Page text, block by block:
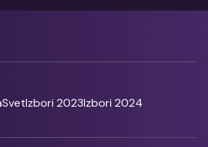
SvetIzbori 2023Izbori 2024